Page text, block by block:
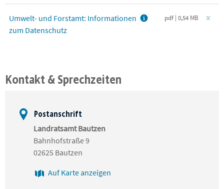
Umwelt- und Forstamt: Informationen
zum Datenschutz
pdf | 0,54 MB
Kontakt & Sprechzeiten
Postanschrift
Landratsamt Bautzen
Bahnhofstraße 9
02625 Bautzen
Auf Karte anzeigen